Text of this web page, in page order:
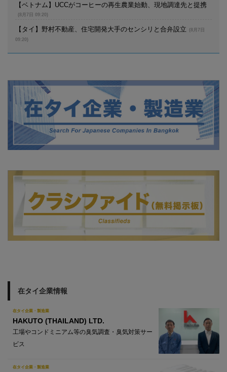
【ベトナム】UCCがコーヒーの再生農業始動、現地調達先と提携
(8月7日 09:20)
【タイ】野村不動産、住宅開発大手のセンシリと合弁設立
(8月7日
09:20)
在タイ企業情報
在タイ企業・製造業
HAKUTO (THAILAND) LTD.
工場やコンドミニアム等の臭気調査・臭気対策サー
ビス
在タイ企業・製造業